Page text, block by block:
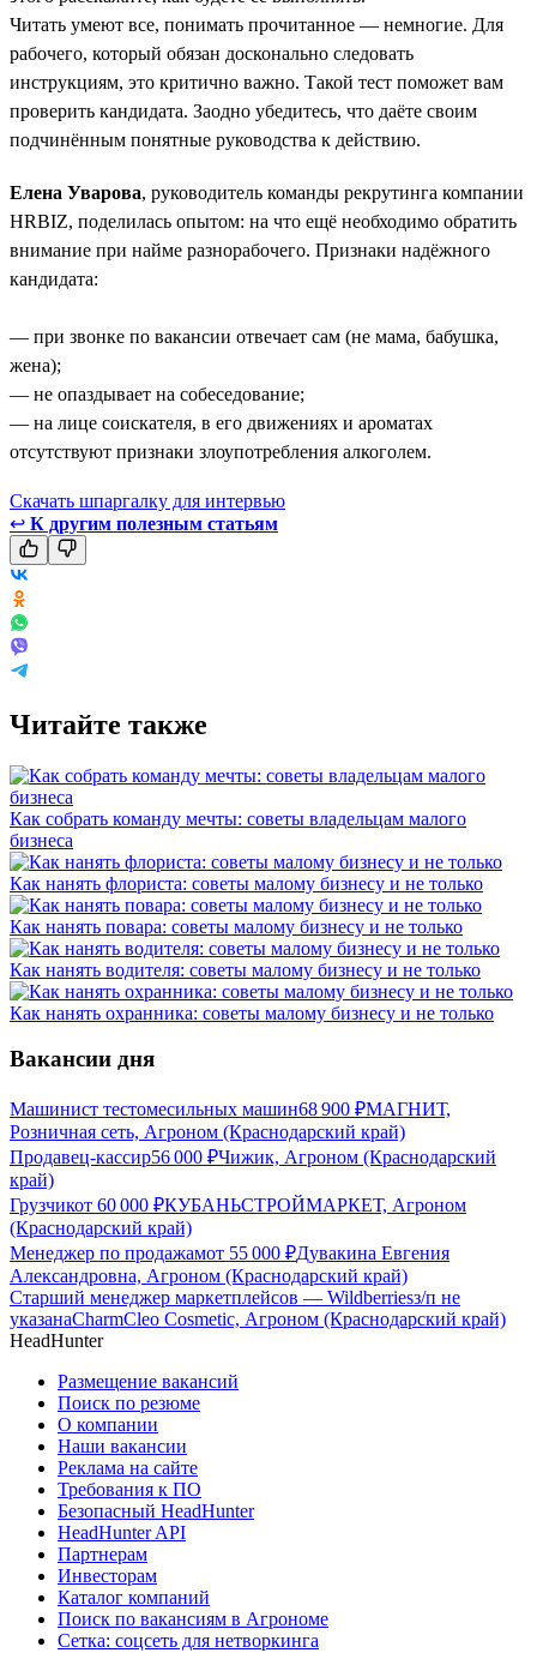
Читать умеют все, понимать прочитанное — немногие. Для
рабочего, который обязан досконально следовать
инструкциям, это критично важно. Такой тест поможет вам
проверить кандидата. Заодно убедитесь, что даёте своим
подчинённым понятные руководства к действию.
Елена Уварова, руководитель команды рекрутинга компании
HRBIZ, поделилась опытом: на что ещё необходимо обратить
внимание при найме разнорабочего. Признаки надёжного
кандидата:
— при звонке по вакансии отвечает сам (не мама, бабушка,
жена);
— не опаздывает на собеседование;
— на лице соискателя, в его движениях и ароматах
отсутствуют признаки злоупотребления алкоголем.
Скачать шпаргалку для интервью
↩ К другим полезным статьям
Читайте также
Как собрать команду мечты: советы владельцам малого
бизнеса
Как нанять флориста: советы малому бизнесу и не только
Как нанять повара: советы малому бизнесу и не только
Как нанять водителя: советы малому бизнесу и не только
Как нанять охранника: советы малому бизнесу и не только
Вакансии дня
Машинист тестомесильных машин68 900 ₽МАГНИТ,
Розничная сеть, Агроном (Краснодарский край)
Продавец-кассир56 000 ₽Чижик, Агроном (Краснодарский
край)
Грузчикот 60 000 ₽КУБАНЬСТРОЙМАРКЕТ, Агроном
(Краснодарский край)
Менеджер по продажамот 55 000 ₽Дувакина Евгения
Александровна, Агроном (Краснодарский край)
Старший менеджер маркетплейсов — Wildberriesз/п не
указанаCharmCleo Cosmetic, Агроном (Краснодарский край)
HeadHunter
Размещение вакансий
Поиск по резюме
О компании
Наши вакансии
Реклама на сайте
Требования к ПО
Безопасный HeadHunter
HeadHunter API
Партнерам
Инвесторам
Каталог компаний
Поиск по вакансиям в Агрономе
Сетка: соцсеть для нетворкинга